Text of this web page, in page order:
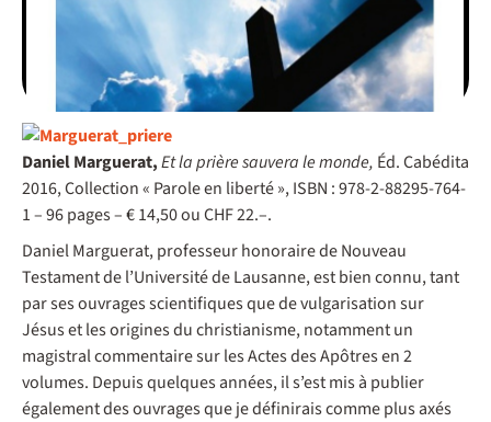
Daniel Marguerat,Et la prière sauvera le monde, Éd. Cabédita
2016, Collection « Parole en liberté », ISBN : 978-2-88295-764-
1 – 96 pages – € 14,50 ou CHF 22.–.
Daniel Marguerat, professeur honoraire de Nouveau
Testament de l’Université de Lausanne, est bien connu, tant
par ses ouvrages scientifiques que de vulgarisation sur
Jésus et les origines du christianisme, notamment un
magistral commentaire sur les Actes des Apôtres en 2
volumes. Depuis quelques années, il s’est mis à publier
également des ouvrages que je définirais comme plus axés